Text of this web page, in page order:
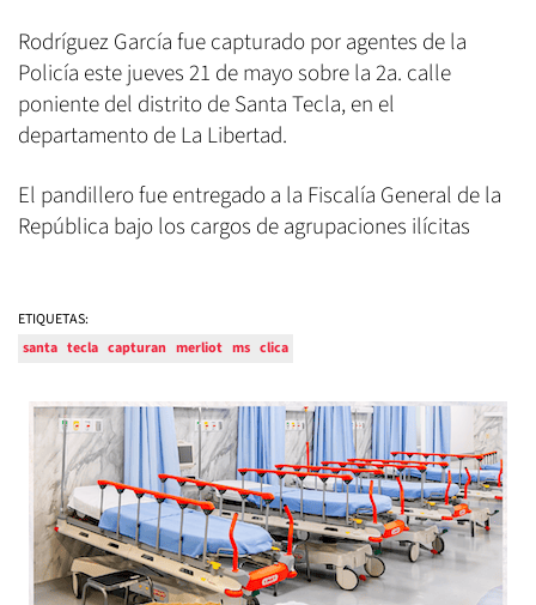
Rodríguez García fue capturado por agentes de la
Policía este jueves 21 de mayo sobre la 2a. calle
poniente del distrito de Santa Tecla, en el
departamento de La Libertad.
El pandillero fue entregado a la Fiscalía General de la
República bajo los cargos de agrupaciones ilícitas
ETIQUETAS:
santa tecla capturan merliot ms clica